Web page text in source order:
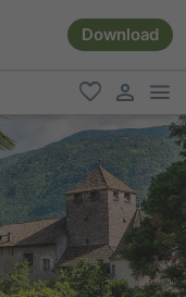
Download
favoriti
user link